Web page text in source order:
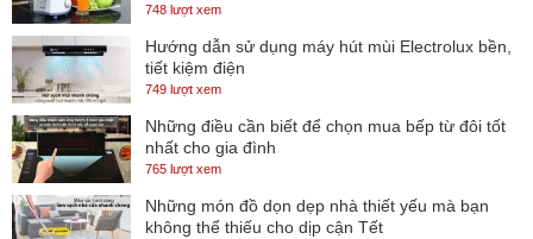
55 độ C chống quá nhiệt và có công tắc tiết lưu tự động ngăn ngừa
sự quá nhiệt do tắc ngẽn đường ống hay nước không đủ để
chuyền vào.
Có 3 kiểu vòi sen với lực phun mạnh mẽ tạo sự mạnh mẽ trong khi
sử dụng, bộ van thiết kế 3 trong 1 khóa-lọc sạch-mở với thanh
trượt làm bằng inox sáng bóng, sản phẩm không hỗ trợ bơm tăng
áp. Đặc biệt, máy sẽ tự động ngắt điện khi phát hiện sự chênh lệch
748 lượt xem
Hướng dẫn sử dụng máy hút mùi Electrolux bền,
tiết kiệm điện
749 lượt xem
Những điều cần biết để chọn mua bếp từ đôi tốt
nhất cho gia đình
765 lượt xem
Những món đồ dọn dẹp nhà thiết yếu mà bạn
không thể thiếu cho dịp cận Tết